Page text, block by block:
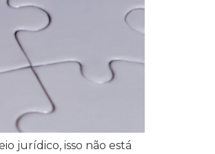
jurídico, isso não está